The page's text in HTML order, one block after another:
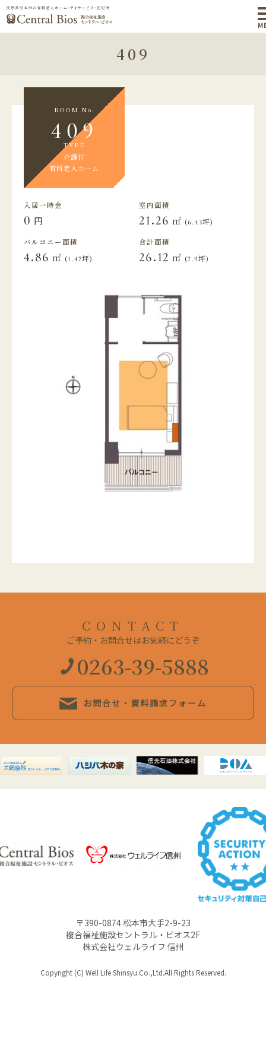
409
ROOM No.
409
TYPE
介護付
有料老人ホーム
入居一時金
0 円
室内面積
21.26 ㎡ (6.43坪)
バルコニー面積
4.86 ㎡ (1.47坪)
合計面積
26.12 ㎡ (7.9坪)
CONTACT
ご予約・お問合せはお気軽にどうぞ
0263-39-5888
お問合せ・資料請求フォーム
〒390-0874 松本市大手2-9-23
複合福祉施設セントラル・ビオス2F
株式会社ウェルライフ 信州
Copyright (C) Well Life Shinsyu.Co.,Ltd.All Rights Reserved.